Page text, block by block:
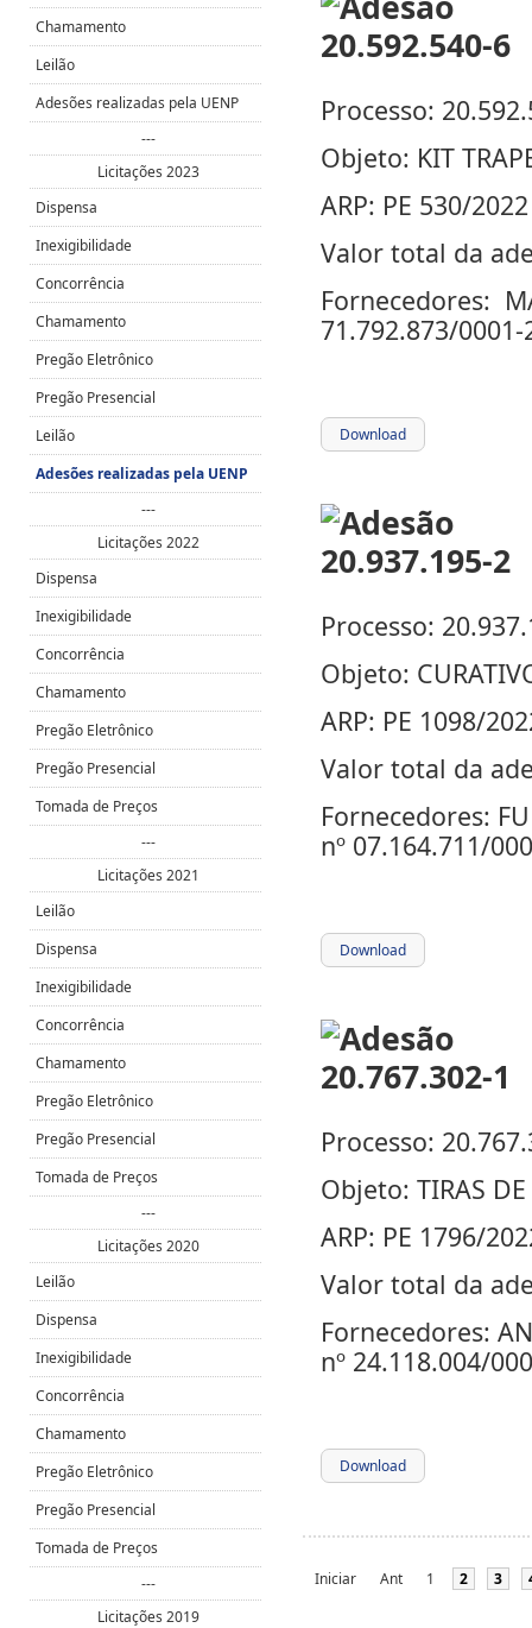
Processo:
Objeto: KIT
ARP: PE 530/
Valor total da
Fornecedores:
71.792.873/0001-
Download
Processo:
Objeto:
ARP: PE 1098/
Valor total da
Fornecedores:
nº 07.164.711/
Download
Processo:
Objeto: TIRAS DE
ARP: PE 1796/
Valor total da
Fornecedores:
nº 24.118.004/
Download
Iniciar Ant 1 2 3
Chamamento
Leilão
Adesões realizadas pela UENP
---
Licitações 2023
Dispensa
Inexigibilidade
Concorrência
Chamamento
Pregão Eletrônico
Pregão Presencial
Leilão
Adesões realizadas pela UENP
---
Licitações 2022
Dispensa
Inexigibilidade
Concorrência
Chamamento
Pregão Eletrônico
Pregão Presencial
Tomada de Preços
---
Licitações 2021
Leilão
Dispensa
Inexigibilidade
Concorrência
Chamamento
Pregão Eletrônico
Pregão Presencial
Tomada de Preços
---
Licitações 2020
Leilão
Dispensa
Inexigibilidade
Concorrência
Chamamento
Pregão Eletrônico
Pregão Presencial
Tomada de Preços
---
Licitações 2019